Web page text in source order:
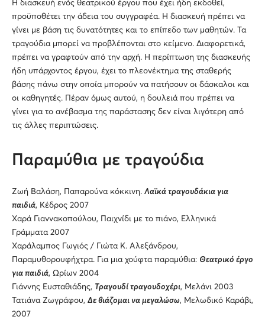
Η διασκευή ενός θεατρικού έργου που έχει ήδη εκδοθεί,
προϋποθέτει την άδεια του συγγραφέα. Η διασκευή πρέπει να
γίνει με βάση τις δυνατότητες και το επίπεδο των μαθητών. Τα
τραγούδια μπορεί να προβλέπονται στο κείμενο. Διαφορετικά,
πρέπει να γραφτούν από την αρχή. Η περίπτωση της διασκευής
ήδη υπάρχοντος έργου, έχει το πλεονέκτημα της σταθερής
βάσης πάνω στην οποία μπορούν να πατήσουν οι δάσκαλοι και
οι καθηγητές. Πέραν όμως αυτού, η δουλειά που πρέπει να
γίνει για το ανέβασμα της παράστασης δεν είναι λιγότερη από
τις άλλες περιπτώσεις.
Παραμύθια με τραγούδια
Ζωή Βαλάση, Παπαρούνα κόκκινη. Λαϊκά τραγουδάκια για
παιδιά, Κέδρος 2007
Χαρά Γιαννακοπούλου, Παιχνίδι με το πιάνο, Ελληνικά
Γράμματα 2007
Χαράλαμπος Γωγιός / Γιώτα Κ. Αλεξάνδρου,
Παραμυθορουφήχτρα. Για μια χούφτα παραμύθια: Θεατρικό έργο
για παιδιά, Ωρίων 2004
Γιάννης Ευσταθιάδης, Τραγουδί τραγουδοχέρι, Μελάνι 2003
Τατιάνα Ζωγράφου, Δε βιάζομαι να μεγαλώσω, Μελωδικό Καράβι,
2007